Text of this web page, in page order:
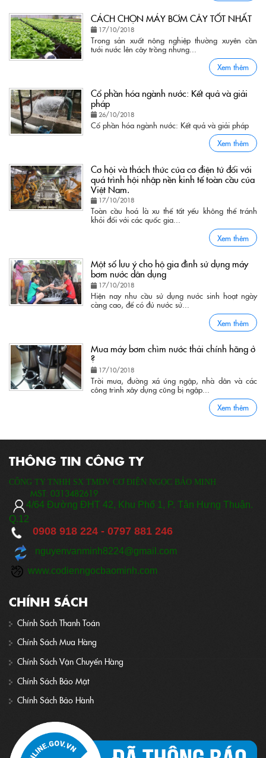
CÁCH CHỌN MÁY BƠM CÂY TỐT NHẤT
17/10/2018
Trong sản xuất nông nghiệp thường xuyên cần
tưới nước lên cây trồng nhưng...
Xem thêm
Cổ phần hóa ngành nước: Kết quả và giải
pháp
26/10/2018
Cổ phần hóa ngành nước: Kết quả và giải pháp
Xem thêm
Cơ hội và thách thức của cơ điện tử đối với
quá trình hội nhập nền kinh tế toàn cầu của
Việt Nam.
17/10/2018
Toàn cầu hoá là xu thế tất yếu không thể tránh
khỏi đối với các quốc gia...
Xem thêm
Một số lưu ý cho hộ gia đình sử dụng máy
bơm nước dân dụng
17/10/2018
Hiện nay nhu cầu sử dụng nước sinh hoạt ngày
càng cao, để có đủ nước sử...
Xem thêm
Mua máy bơm chìm nước thải chính hãng ở
?
17/10/2018
Trời mưa, đường xá úng ngập, nhà dân và các
công trình xây dựng cũng bị ngập...
Xem thêm
THÔNG TIN CÔNG TY
CÔNG TY TNHH SX TMDV CƠ ĐIỆN NGỌC BẢO MINH
MST: 0313482619
4/64 Đường ĐHT 42, Khu Phố 1, P. Tân Hưng Thuận.
Q.12
0908 918 224 - 0797 881 246
nguyenvanminh8224@gmail.com
www.codienngocbaominh.com
CHÍNH SÁCH
Chính Sách Thanh Toán
Chính Sách Mua Hàng
Chính Sách Vận Chuyển Hàng
Chính Sách Bảo Mật
Chính Sách Bảo Hành